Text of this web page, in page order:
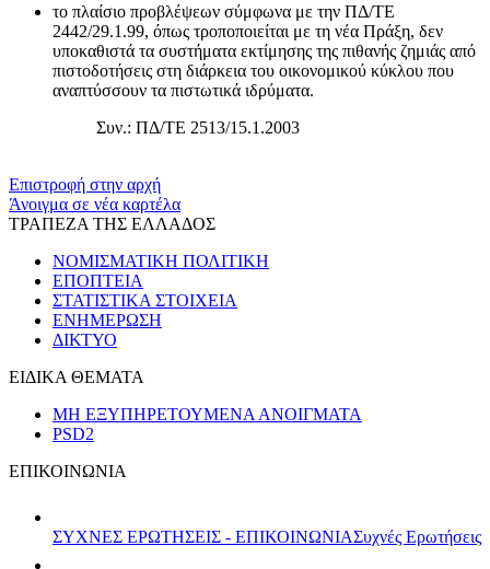
το πλαίσιο προβλέψεων σύμφωνα με την ΠΔ/ΤΕ
2442/29.1.99, όπως τροποποιείται με τη νέα Πράξη, δεν
υποκαθιστά τα συστήματα εκτίμησης της πιθανής ζημιάς από
πιστοδοτήσεις στη διάρκεια του οικονομικού κύκλου που
αναπτύσσουν τα πιστωτικά ιδρύματα.
Συν.: ΠΔ/ΤΕ 2513/15.1.2003
Επιστροφή στην αρχή
Άνοιγμα σε νέα καρτέλα
ΤΡΑΠΕΖΑ ΤΗΣ ΕΛΛΑΔΟΣ
ΝΟΜΙΣΜΑΤΙΚΗ ΠΟΛΙΤΙΚΗ
ΕΠΟΠΤΕΙΑ
ΣΤΑΤΙΣΤΙΚΑ ΣΤΟΙΧΕΙΑ
ΕΝΗΜΕΡΩΣΗ
ΔΙΚΤΥΟ
ΕΙΔΙΚΑ ΘΕΜΑΤΑ
ΜΗ ΕΞΥΠΗΡΕΤΟΥΜΕΝΑ ΑΝΟΙΓΜΑΤΑ
PSD2
ΕΠΙΚΟΙΝΩΝΙΑ
ΣΥΧΝΕΣ ΕΡΩΤΗΣΕΙΣ - ΕΠΙΚΟΙΝΩΝΙΑΣυχνές Ερωτήσεις